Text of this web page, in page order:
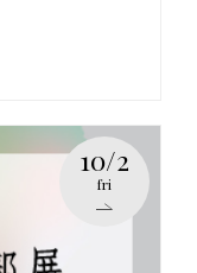
10/2
fri